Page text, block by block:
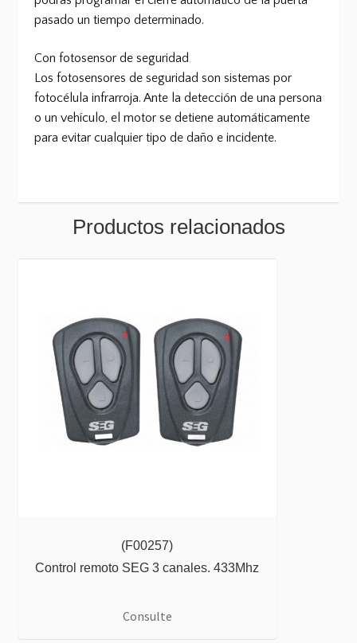
pasado un tiempo determinado.
Con fotosensor de seguridad
Los fotosensores de seguridad son sistemas por
fotocélula infrarroja. Ante la detección de una persona
o un vehículo, el motor se detiene automáticamente
para evitar cualquier tipo de daño e incidente.
Productos relacionados
(F00257)
Control remoto SEG 3 canales. 433Mhz
Consulte